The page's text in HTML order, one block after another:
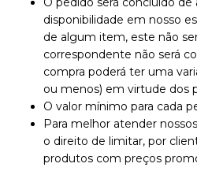
disponibilidade em nosso
de algum item, este não
correspondente não será
compra poderá ter uma
ou menos) em virtude dos
O valor mínimo para cada
Para melhor atender
o direito de limitar, por
produtos com preços